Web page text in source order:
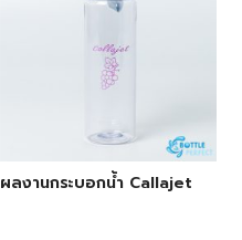
ผลงานกระบอกน้ำ Callajet